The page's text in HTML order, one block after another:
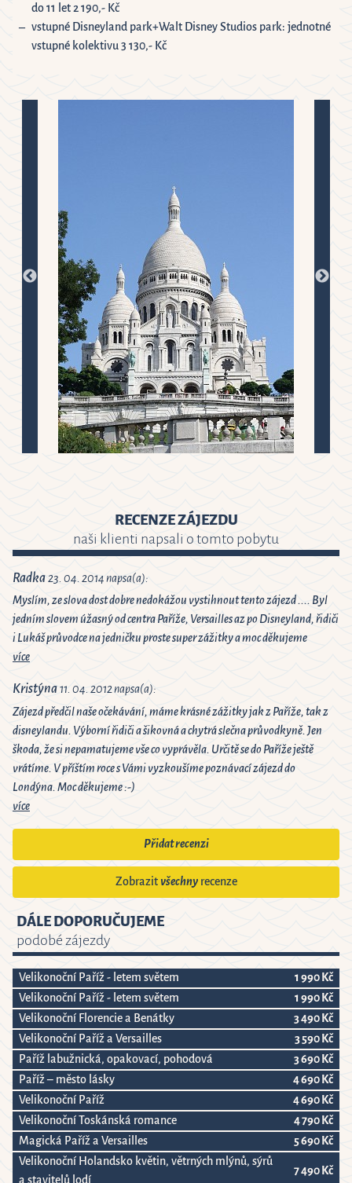
do 11 let 2 190,- Kč
vstupné Disneyland park+Walt Disney Studios park: jednotné
vstupné kolektivu 3 130,- Kč
RECENZE ZÁJEZDU
naši klienti napsali o tomto pobytu
Radka23. 04. 2014 napsa(a):
Myslím, ze slova dost dobre nedokážou vystihnout tento zájezd .... Byl
jedním slovem úžasný od centra Paříže, Versailles az po Disneyland, řidiči
i Lukáš průvodce na jedničku proste super zážitky a moc děkujeme
více
Kristýna11. 04. 2012 napsa(a):
Zájezd předčil naše očekávání, máme krásné zážitky jak z Paříže, tak z
disneylandu. Výborní řidiči a šikovná a chytrá slečna průvodkyně. Jen
škoda, že si nepamatujeme vše co vyprávěla. Určitě se do Paříže ještě
vrátíme. V příštím roce s Vámi vyzkoušíme poznávací zájezd do
Londýna. Moc děkujeme :-)
více
Přidat recenzi
Zobrazit všechnyrecenze
DÁLE DOPORUČUJEME
podobé zájezdy
Velikonoční Paříž - letem světem
1 990 Kč
Velikonoční Paříž - letem světem
1 990 Kč
Velikonoční Florencie a Benátky
3 490 Kč
Velikonoční Paříž a Versailles
3 590 Kč
Paříž labužnická, opakovací, pohodová
3 690 Kč
Paříž – město lásky
4 690 Kč
Velikonoční Paříž
4 690 Kč
Velikonoční Toskánská romance
4 790 Kč
Magická Paříž a Versailles
5 690 Kč
Velikonoční Holandsko květin, větrných mlýnů, sýrů
7 490 Kč